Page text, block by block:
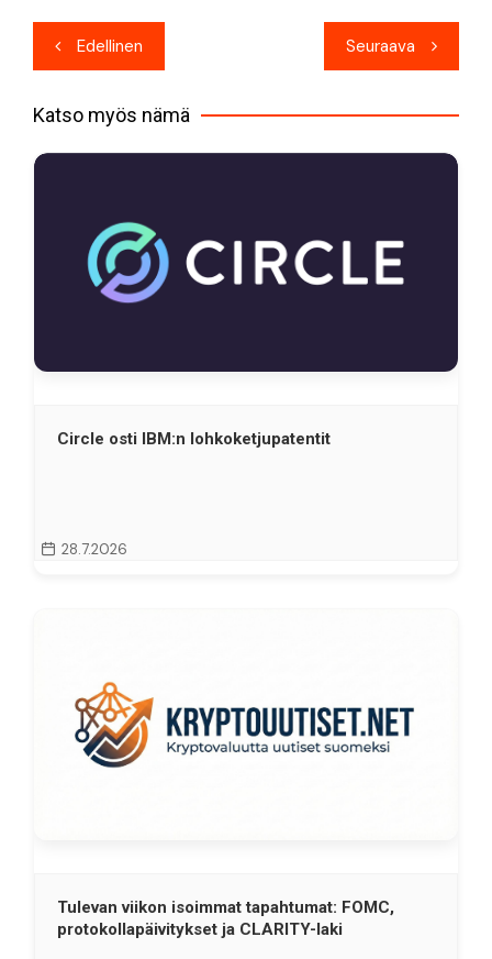
Artikkelien
selaus
Edellinen Seuraava
Katso myös nämä
Circle osti IBM:n lohkoketjupatentit
28.7.2026
Tulevan viikon isoimmat tapahtumat: FOMC,
protokollapäivitykset ja CLARITY-laki